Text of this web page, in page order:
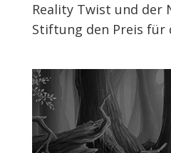
Reality Twist und der
Stiftung den Preis für